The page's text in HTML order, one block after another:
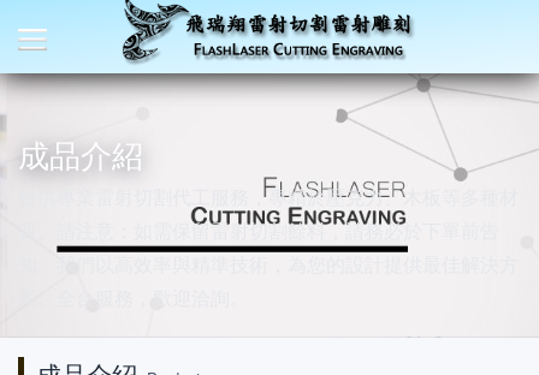
成品介紹
提供專業雷射切割代工服務，專精於壓克力、木板等多種材
質。請注意：如需保留雷射切割餘料，請務必於下單前告